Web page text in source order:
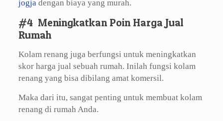
jogjadengan biaya yang murah.
#4 Meningkatkan Poin Harga Jual
Rumah
Kolam renang juga berfungsi untuk meningkatkan
skor harga jual sebuah rumah. Inilah fungsi kolam
renang yang bisa dibilang amat komersil.
Maka dari itu, sangat penting untuk membuat kolam
renang di rumah Anda.